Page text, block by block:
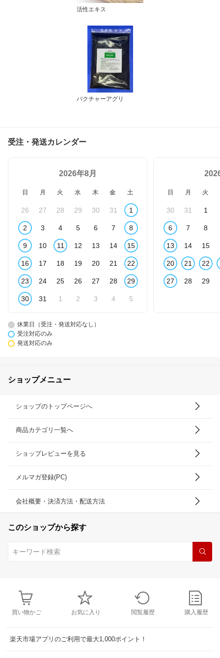
活性エキス
バクチャーアグリ
受注・発送カレンダー
2026年8月
日 月 火 水 木 金 土
26 27 28 29 30 31 1
2 3 4 5 6 7 8
9 10 11 12 13 14 15
16 17 18 19 20 21 22
23 24 25 26 27 28 29
30 31 1 2 3 4 5
日 月 火
30 31 1
6 7 8
13 14 15
20 21 22
27 28 29
休業日（受注・発送対応なし）
受注対応のみ
発送対応のみ
ショップメニュー
ショップのトップページへ
商品カテゴリ一覧へ
ショップレビューを見る
メルマガ登録(PC)
会社概要・決済方法・配送方法
このショップから探す
買い物かご お気に入り 閲覧履歴 購入履歴
楽天市場アプリのご利用で最大1,000ポイント！